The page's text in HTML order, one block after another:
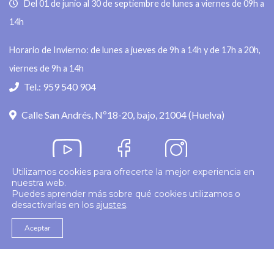
Del 01 de junio al 30 de septiembre de lunes a viernes de 09h a
14h
Horario de Invierno: de lunes a jueves de 9h a 14h y de 17h a 20h,
viernes de 9h a 14h
Tel.: 959 540 904
Calle San Andrés, Nº18-20, bajo, 21004 (Huelva)
© 2026 Colegio Enfermería Huelva
Utilizamos cookies para ofrecerte la mejor experiencia en
nuestra web.
Puedes aprender más sobre qué cookies utilizamos o
desactivarlas en los ajustes.
Aceptar